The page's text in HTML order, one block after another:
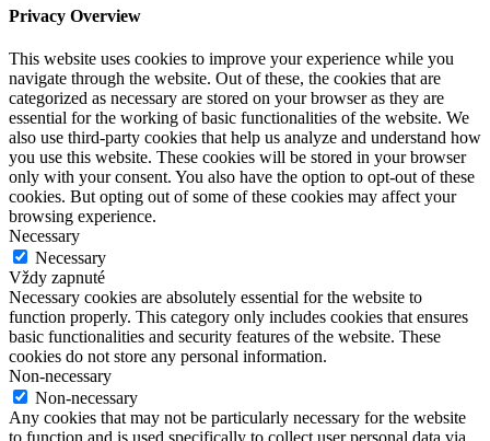
Privacy Overview
This website uses cookies to improve your experience while you
navigate through the website. Out of these, the cookies that are
categorized as necessary are stored on your browser as they are
essential for the working of basic functionalities of the website. We
also use third-party cookies that help us analyze and understand how
you use this website. These cookies will be stored in your browser
only with your consent. You also have the option to opt-out of these
cookies. But opting out of some of these cookies may affect your
browsing experience.
Necessary
Necessary
Vždy zapnuté
Necessary cookies are absolutely essential for the website to
function properly. This category only includes cookies that ensures
basic functionalities and security features of the website. These
cookies do not store any personal information.
Non-necessary
Non-necessary
Any cookies that may not be particularly necessary for the website